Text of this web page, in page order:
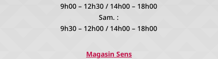
9h00 – 12h30 / 14h00 – 18h00
Sam. :
9h30 – 12h00 / 14h00 – 18h00
Magasin Sens